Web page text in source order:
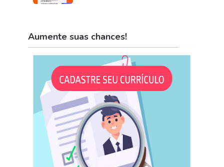
Aumente suas chances!